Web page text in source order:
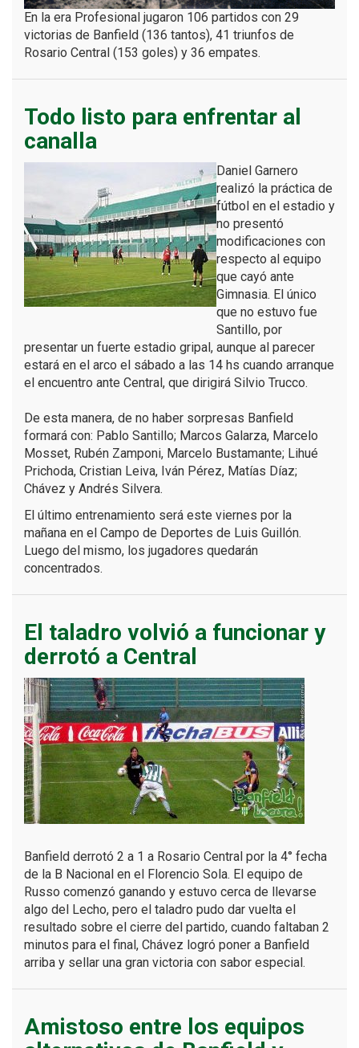
En la era Profesional jugaron 106 partidos con 29
victorias de Banfield (136 tantos), 41 triunfos de
Rosario Central (153 goles) y 36 empates.
Todo listo para enfrentar al
canalla
Daniel Garnero
realizó la práctica de
fútbol en el estadio y
no presentó
modificaciones con
respecto al equipo
que cayó ante
Gimnasia. El único
que no estuvo fue
Santillo, por
presentar un fuerte estadio gripal, aunque al parecer
estará en el arco el sábado a las 14 hs cuando arranque
el encuentro ante Central, que dirigirá Silvio Trucco.
De esta manera, de no haber sorpresas Banfield
formará con: Pablo Santillo; Marcos Galarza, Marcelo
Mosset, Rubén Zamponi, Marcelo Bustamante; Lihué
Prichoda, Cristian Leiva, Iván Pérez, Matías Díaz;
Chávez y Andrés Silvera.
El último entrenamiento será este viernes por la
mañana en el Campo de Deportes de Luis Guillón.
Luego del mismo, los jugadores quedarán
concentrados.
El taladro volvió a funcionar y
derrotó a Central
Banfield derrotó 2 a 1 a Rosario Central por la 4° fecha
de la B Nacional en el Florencio Sola. El equipo de
Russo comenzó ganando y estuvo cerca de llevarse
algo del Lecho, pero el taladro pudo dar vuelta el
resultado sobre el cierre del partido, cuando faltaban 2
minutos para el final, Chávez logró poner a Banfield
arriba y sellar una gran victoria con sabor especial.
Amistoso entre los equipos